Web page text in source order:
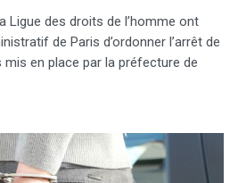
Ligue des droits de l’homme ont
de Paris d’ordonner l’arrêt de
mis en place par la préfecture de